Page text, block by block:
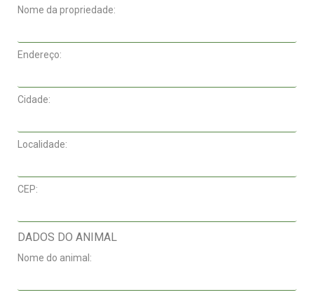
Nome da propriedade:
Endereço:
Cidade:
Localidade:
CEP:
DADOS DO ANIMAL
Nome do animal: